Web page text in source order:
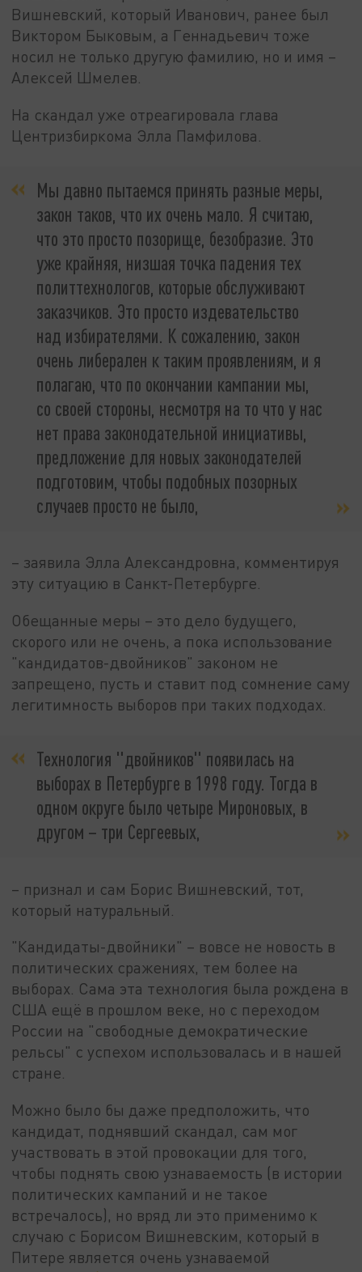
Вишневский, который Иванович, ранее был
Виктором Быковым, а Геннадьевич тоже
носил не только другую фамилию, но и имя –
Алексей Шмелев.
На скандал уже отреагировала глава
Центризбиркома Элла Памфилова.
Мы давно пытаемся принять разные меры,
закон таков, что их очень мало. Я считаю,
что это просто позорище, безобразие. Это
уже крайняя, низшая точка падения тех
политтехнологов, которые обслуживают
заказчиков. Это просто издевательство
над избирателями. К сожалению, закон
очень либерален к таким проявлениям, и я
полагаю, что по окончании кампании мы,
со своей стороны, несмотря на то что у нас
нет права законодательной инициативы,
предложение для новых законодателей
подготовим, чтобы подобных позорных
случаев просто не было,
– заявила Элла Александровна, комментируя
эту ситуацию в Санкт-Петербурге.
Обещанные меры – это дело будущего,
скорого или не очень, а пока использование
"кандидатов-двойников" законом не
запрещено, пусть и ставит под сомнение саму
легитимность выборов при таких подходах.
Технология "двойников" появилась на
выборах в Петербурге в 1998 году. Тогда в
одном округе было четыре Мироновых, в
другом – три Сергеевых,
– признал и сам Борис Вишневский, тот,
который натуральный.
"Кандидаты-двойники" – вовсе не новость в
политических сражениях, тем более на
выборах. Сама эта технология была рождена в
США ещё в прошлом веке, но с переходом
России на "свободные демократические
рельсы" с успехом использовалась и в нашей
стране.
Можно было бы даже предположить, что
кандидат, поднявший скандал, сам мог
участвовать в этой провокации для того,
чтобы поднять свою узнаваемость (в истории
политических кампаний и не такое
встречалось), но вряд ли это применимо к
случаю с Борисом Вишневским, который в
Питере является очень узнаваемой